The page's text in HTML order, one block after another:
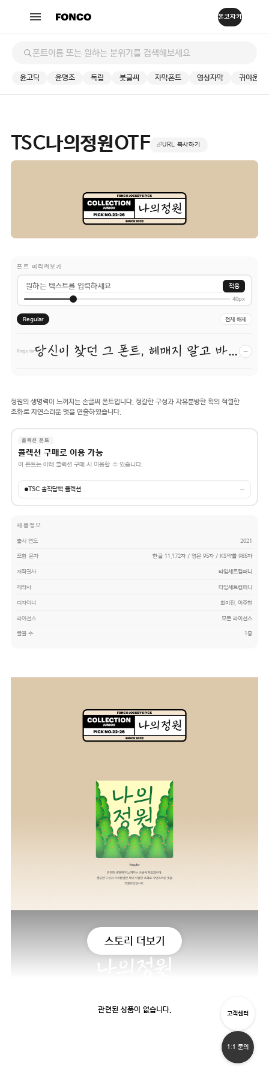
윤고딕 윤명조 독립 붓글씨 자막폰트 영상자막 귀여운
TSC나의정원OTF URL 복사하기
폰트 미리써보기
적용
40px
Regular 전체 해제
Regular 당신이 찾던 그 폰트, 헤매지 말고 바로 폰코! −
정원의 생명력이 느껴지는 손글씨 폰트입니다. 정갈한 구성과 자유분방한 획의 적절한
조화로 자연스러운 멋을 연출하였습니다.
콜렉션 폰트
콜렉션 구매로 이용 가능
이 폰트는 아래 콜렉션 구매 시 이용할 수 있습니다.
TSC 솔직담백 콜렉션 →
제품정보
출시 연도 2021
포함 문자 한글 11,172자 / 영문 95자 / KS약물 985자
저작권사 타입세트컴퍼니
제작사 타입세트컴퍼니
디자이너 최미진, 이주현
라이선스 모든 라이선스
글꼴 수 1종
스토리 더보기
관련된 상품이 없습니다. 고객센터
1:1 문의